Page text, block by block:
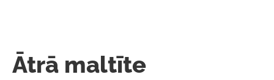
Ātrā maltīte